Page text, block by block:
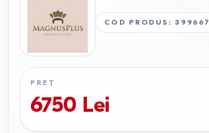
COD PRODUS :399667
PREȚ
6750 Lei